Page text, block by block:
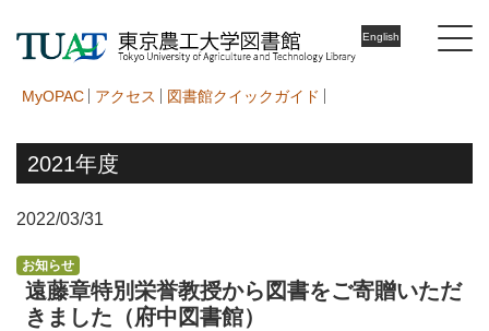
English
MyOPAC アクセス 図書館クイックガイド
2021年度
2022/03/31
お知らせ
遠藤章特別栄誉教授から図書をご寄贈いただ
きました（府中図書館）